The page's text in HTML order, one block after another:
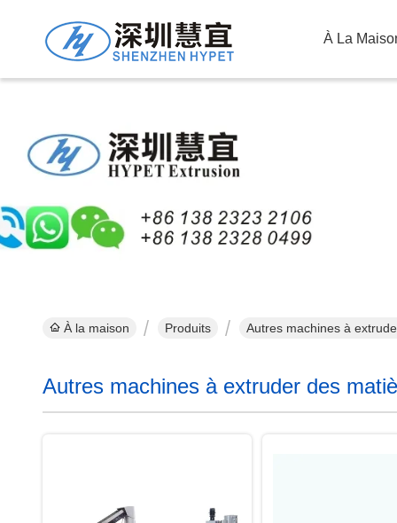
À La
À la maison Produits Autres machines à
Autres machines à extruder des